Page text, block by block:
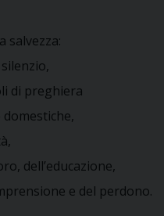
salvezza:
di preghiera
dell’educazione,
e del perdono.